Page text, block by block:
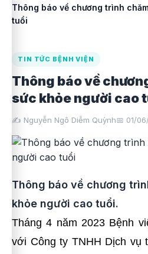
Thông báo về chương trình
tuổi
TIN TỨC BỆNH VIỆN
Thông báo về
sức khỏe người cao
✍️ Nguyễn Ngô Diễm Quỳnh📅 01/
Thông báo về chương
khỏe người cao tuổi.
Tháng 4 năm 2023 Bệnh
với Công ty TNHH Dịch vụ